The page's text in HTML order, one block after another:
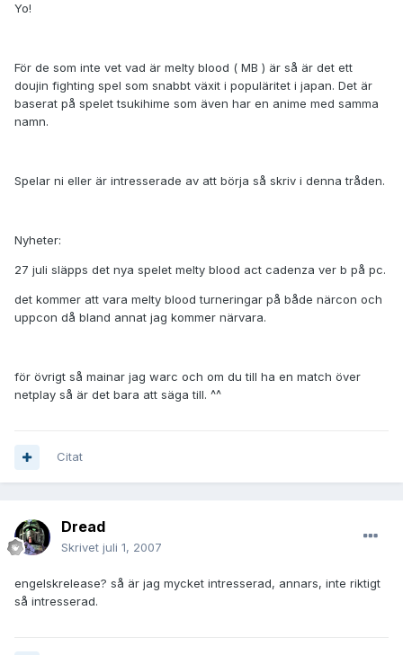
Yo!
För de som inte vet vad är melty blood ( MB ) är så är det ett
doujin fighting spel som snabbt växit i populäritet i japan. Det är
baserat på spelet tsukihime som även har en anime med samma
namn.
Spelar ni eller är intresserade av att börja så skriv i denna tråden.
Nyheter:
27 juli släpps det nya spelet melty blood act cadenza ver b på pc.
det kommer att vara melty blood turneringar på både närcon och
uppcon då bland annat jag kommer närvara.
för övrigt så mainar jag warc och om du till ha en match över
netplay så är det bara att säga till. ^^
Citat
Dread
Skrivet juli 1, 2007
engelskrelease? så är jag mycket intresserad, annars, inte riktigt
så intresserad.